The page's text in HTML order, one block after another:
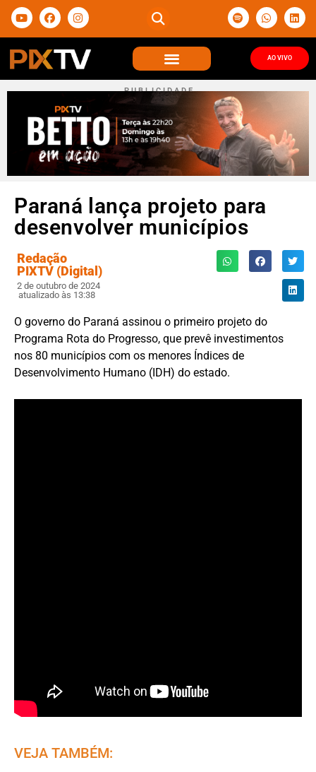
AO VIVO
P U B L I C I D A D E
Paraná lança projeto para
desenvolver municípios
Redação
PIXTV (Digital)
2 de outubro de 2024
atualizado às 13:38
O governo do Paraná assinou o primeiro projeto do
Programa Rota do Progresso, que prevê investimentos
nos 80 municípios com os menores Índices de
Desenvolvimento Humano (IDH) do estado.
VEJA TAMBÉM: